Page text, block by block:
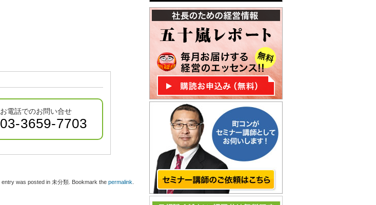
お電話でのお問い合せ
03-3659-7703
entry was posted in 未分類. Bookmark the permalink